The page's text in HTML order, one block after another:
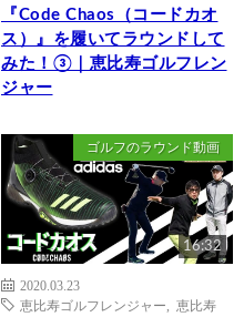
『Code Chaos（コードカオ
ス）』を履いてラウンドして
みた！③｜恵比寿ゴルフレン
ジャー
ゴルフのラウンド動画
16:32
2020.03.23
恵比寿ゴルフレンジャー
恵比寿